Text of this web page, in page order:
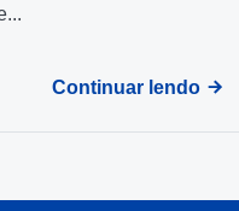
Continuar lendo